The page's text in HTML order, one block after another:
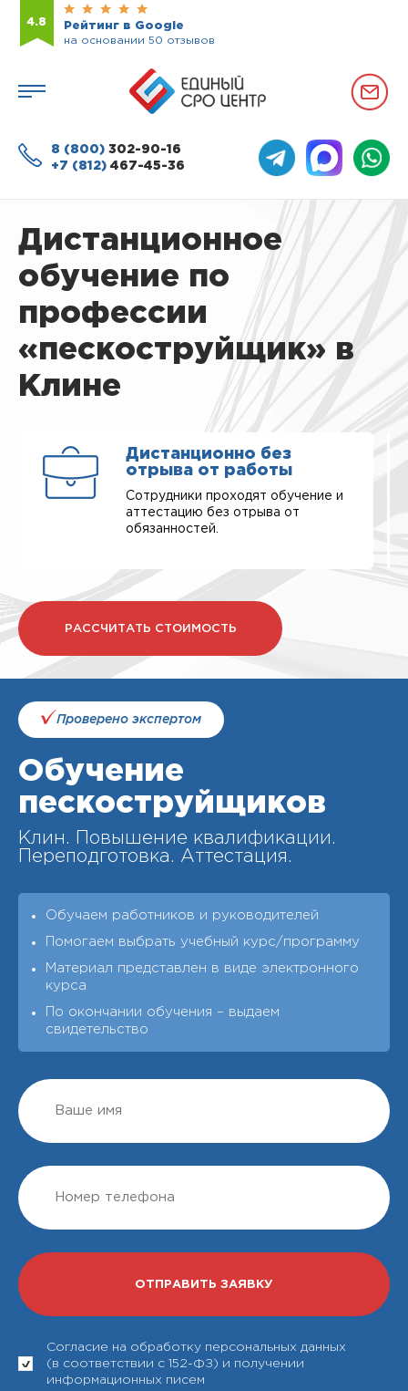
4.8
Рейтинг в Google
на основании 50 отзывов
8 (800) 302-90-16
+7 (812) 467-45-36
Дистанционное
обучение по
профессии
«пескоструйщик» в
Клине
Дистанционно без
отрыва от работы
Сотрудники проходят обучение и
аттестацию без отрыва от
обязанностей.
РАССЧИТАТЬ СТОИМОСТЬ
Проверено экспертом
Обучение
пескоструйщиков
Клин. Повышение квалификации.
Переподготовка. Аттестация.
Обучаем работников и руководителей
Помогаем выбрать учебный курс/программу
Материал представлен в виде электронного
курса
По окончании обучения – выдаeм
свидетельство
Согласие на обработку персональных данных
(в соответствии с 152-ФЗ) и получении
информационных писем